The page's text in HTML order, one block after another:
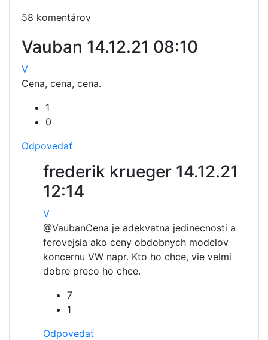
58 komentárov
Vauban 14.12.21 08:10
V
Cena, cena, cena.
1
0
Odpovedať
frederik krueger 14.12.21
12:14
V
@VaubanCena je adekvatna jedinecnosti a
ferovejsia ako ceny obdobnych modelov
koncernu VW napr. Kto ho chce, vie velmi
dobre preco ho chce.
7
1
Odpovedať